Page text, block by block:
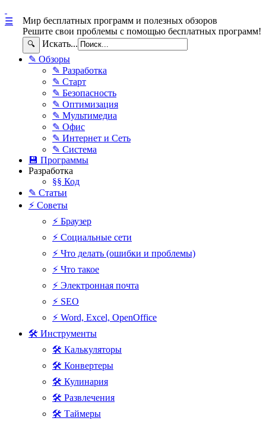
Мир бесплатных программ и полезных обзоров
Решите свои проблемы с помощью бесплатных программ!
🔍 Искать...
☰
✎ Обзоры
✎ Разработка
✎ Старт
✎ Безопасность
✎ Оптимизация
✎ Мультимедиа
✎ Офис
✎ Интернет и Сеть
✎ Система
💾 Программы
Разработка
§§ Код
✎ Статьи
⚡ Советы
⚡ Браузер
⚡ Социальные сети
⚡ Что делать (ошибки и проблемы)
⚡ Что такое
⚡ Электронная почта
⚡ SEO
⚡ Word, Excel, OpenOffice
🛠 Инструменты
🛠 Калькуляторы
🛠 Конвертеры
🛠 Кулинария
🛠 Развлечения
🛠 Таймеры